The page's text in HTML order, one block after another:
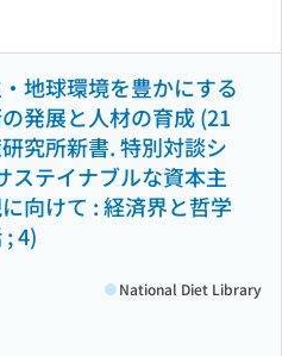
地球環境を豊かにする
発展と人材の育成 (21
究所新書. 特別対談シ
ステイナブルな資本主
向けて : 経済界と哲学
; 4)
National Diet Library